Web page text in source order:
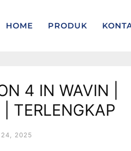
HOME PRODUK
4 IN WAVIN |
TERLENGKAP
24, 2025